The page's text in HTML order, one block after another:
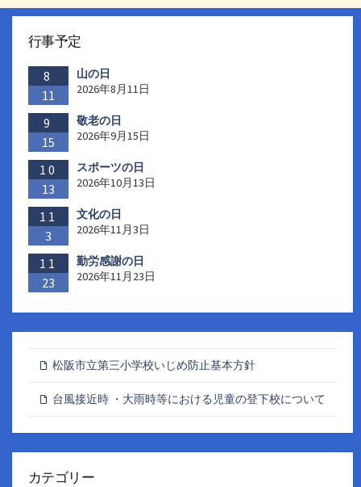
行事予定
8
11
山の日
2026年8月11日
9
15
敬老の日
2026年9月15日
10
13
スポーツの日
2026年10月13日
11
3
文化の日
2026年11月3日
11
23
勤労感謝の日
2026年11月23日
松阪市立第三小学校いじめ防止基本方針
台風接近時 ・大雨時等における児童の登下校について
カテゴリー